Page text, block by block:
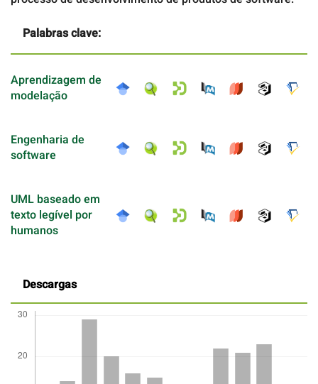
Palabras clave:
Aprendizagem de
modelação
Engenharia de
software
UML baseado em
texto legível por
humanos
Descargas